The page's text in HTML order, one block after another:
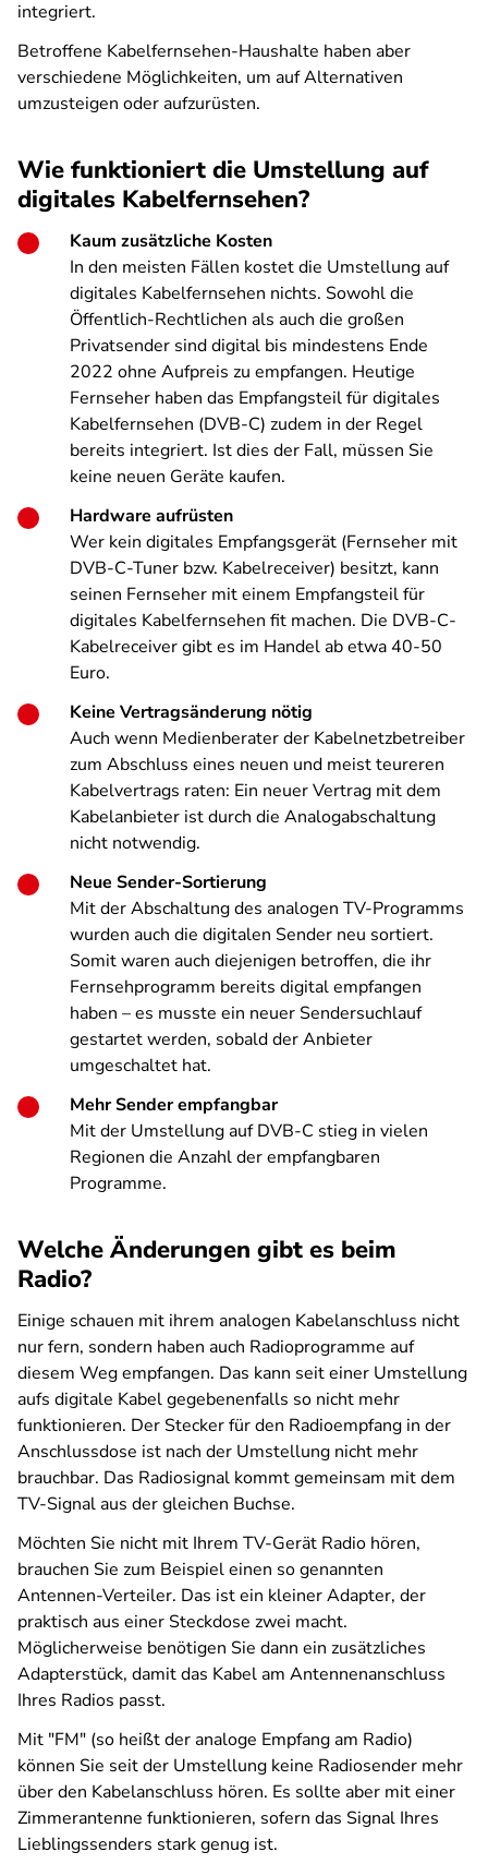
integriert.
Betroffene Kabelfernsehen-Haushalte haben aber
verschiedene Möglichkeiten, um auf Alternativen
umzusteigen oder aufzurüsten.
Wie funktioniert die Umstellung auf
digitales Kabelfernsehen?
Kaum zusätzliche Kosten
In den meisten Fällen kostet die Umstellung auf
digitales Kabelfernsehen nichts. Sowohl die
Öffentlich-Rechtlichen als auch die großen
Privatsender sind digital bis mindestens Ende
2022 ohne Aufpreis zu empfangen. Heutige
Fernseher haben das Empfangsteil für digitales
Kabelfernsehen (DVB-C) zudem in der Regel
bereits integriert. Ist dies der Fall, müssen Sie
keine neuen Geräte kaufen.
Hardware aufrüsten
Wer kein digitales Empfangsgerät (Fernseher mit
DVB-C-Tuner bzw. Kabelreceiver) besitzt, kann
seinen Fernseher mit einem Empfangsteil für
digitales Kabelfernsehen fit machen. Die DVB-C-
Kabelreceiver gibt es im Handel ab etwa 40-50
Euro.
Keine Vertragsänderung nötig
Auch wenn Medienberater der Kabelnetzbetreiber
zum Abschluss eines neuen und meist teureren
Kabelvertrags raten: Ein neuer Vertrag mit dem
Kabelanbieter ist durch die Analogabschaltung
nicht notwendig.
Neue Sender-Sortierung
Mit der Abschaltung des analogen TV-Programms
wurden auch die digitalen Sender neu sortiert.
Somit waren auch diejenigen betroffen, die ihr
Fernsehprogramm bereits digital empfangen
haben – es musste ein neuer Sendersuchlauf
gestartet werden, sobald der Anbieter
umgeschaltet hat.
Mehr Sender empfangbar
Mit der Umstellung auf DVB-C stieg in vielen
Regionen die Anzahl der empfangbaren
Programme.
Welche Änderungen gibt es beim
Radio?
Einige schauen mit ihrem analogen Kabelanschluss nicht
nur fern, sondern haben auch Radioprogramme auf
diesem Weg empfangen. Das kann seit einer Umstellung
aufs digitale Kabel gegebenenfalls so nicht mehr
funktionieren. Der Stecker für den Radioempfang in der
Anschlussdose ist nach der Umstellung nicht mehr
brauchbar. Das Radiosignal kommt gemeinsam mit dem
TV-Signal aus der gleichen Buchse.
Möchten Sie nicht mit Ihrem TV-Gerät Radio hören,
brauchen Sie zum Beispiel einen so genannten
Antennen-Verteiler. Das ist ein kleiner Adapter, der
praktisch aus einer Steckdose zwei macht.
Möglicherweise benötigen Sie dann ein zusätzliches
Adapterstück, damit das Kabel am Antennenanschluss
Ihres Radios passt.
Mit "FM" (so heißt der analoge Empfang am Radio)
können Sie seit der Umstellung keine Radiosender mehr
über den Kabelanschluss hören. Es sollte aber mit einer
Zimmerantenne funktionieren, sofern das Signal Ihres
Lieblingssenders stark genug ist.